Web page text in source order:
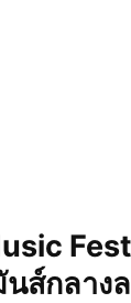
ส์กลาง